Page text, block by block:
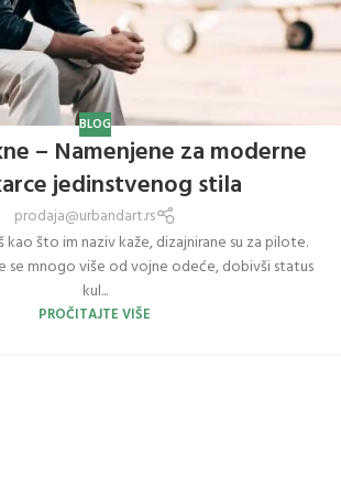
BLOG
– Namenjene za moderne
jedinstvenog stila
prodaja@urbandart.rs
kao što im naziv kaže, dizajnirane su za pilote.
se mnogo više od vojne odeće, dobivši status
kul...
PROČITAJTE VIŠE